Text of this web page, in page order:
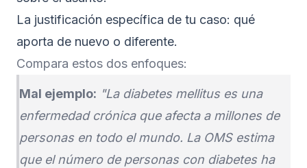
La justificación específica de tu caso: qué
aporta de nuevo o diferente.
Compara estos dos enfoques:
Mal ejemplo: "La diabetes mellitus es una
enfermedad crónica que afecta a millones de
personas en todo el mundo. La OMS estima
que el número de personas con diabetes ha